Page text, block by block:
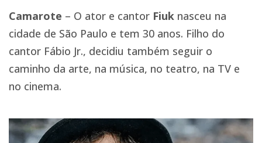
Camarote – O ator e cantor Fiuk nasceu na
cidade de São Paulo e tem 30 anos. Filho do
cantor Fábio Jr., decidiu também seguir o
caminho da arte, na música, no teatro, na TV e
no cinema.